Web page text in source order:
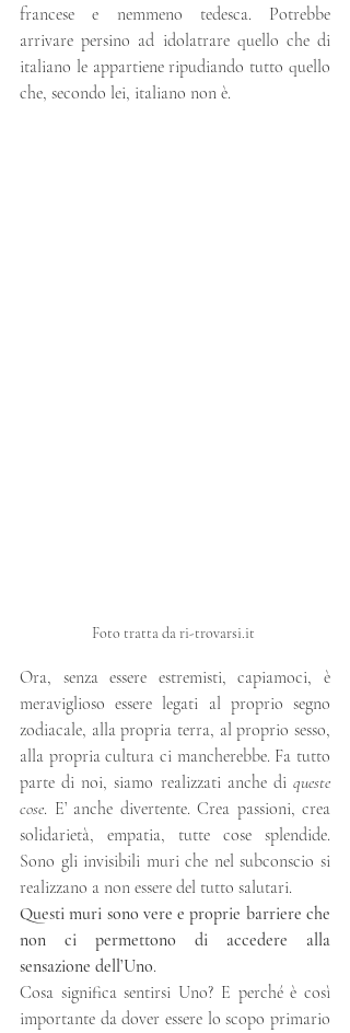
francese e nemmeno tedesca. Potrebbe
arrivare persino ad idolatrare quello che di
italiano le appartiene ripudiando tutto quello
che, secondo lei, italiano non è.
Foto tratta da ri-trovarsi.it
Ora, senza essere estremisti, capiamoci, è
meraviglioso essere legati al proprio segno
zodiacale, alla propria terra, al proprio sesso,
alla propria cultura ci mancherebbe. Fa tutto
parte di noi, siamo realizzati anche di queste
cose. E’ anche divertente. Crea passioni, crea
solidarietà, empatia, tutte cose splendide.
Sono gli invisibili muri che nel subconscio si
realizzano a non essere del tutto salutari.
Questi muri sono vere e proprie barriere che
non ci permettono di accedere alla
sensazione dell’Uno.
Cosa significa sentirsi Uno? E perché è così
importante da dover essere lo scopo primario